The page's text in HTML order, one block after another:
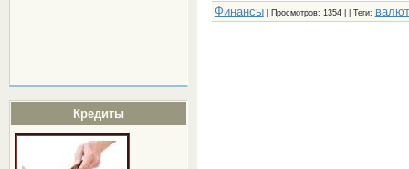
Кредиты
Финансы Просмотров: 1354 | | Теги: